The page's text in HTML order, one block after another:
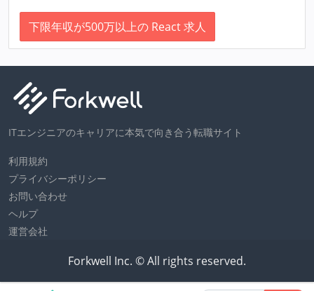
下限年収が500万以上の React 求人
ITエンジニアのキャリアに本気で向き合う転職サイト
利用規約
プライバシーポリシー
お問い合わせ
ヘルプ
運営会社
Forkwell Inc. © All rights reserved.